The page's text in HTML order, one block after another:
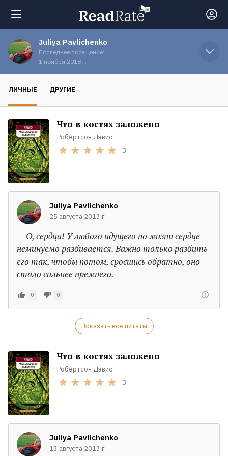
Поиск
Книги
Экранизации
Коллекции
Juliya Pavlichenko
Последнее посещение:
1 ноября 2018 г.
ЛИЧНЫЕ ДРУГИЕ
Что в костях заложено
Робертсон Дэвис
3
Juliya Pavlichenko
25 августа 2013 г.
— О, сердца! У любого идущего по жизни сердце
неминуемо разбивается. Важно только разбить
его так, чтобы потом, сросшись обратно, оно
стало сильнее прежнего.
0 0
Показать все цитаты
Что в костях заложено
Робертсон Дэвис
3
Juliya Pavlichenko
13 августа 2013 г.